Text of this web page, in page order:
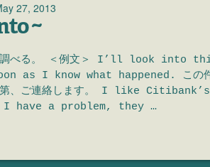
27, 2013
~
調べる。 ＜例文＞ I’ll look
as I know what happened. この件
第、ご連絡します。 I like
I have a problem, they …